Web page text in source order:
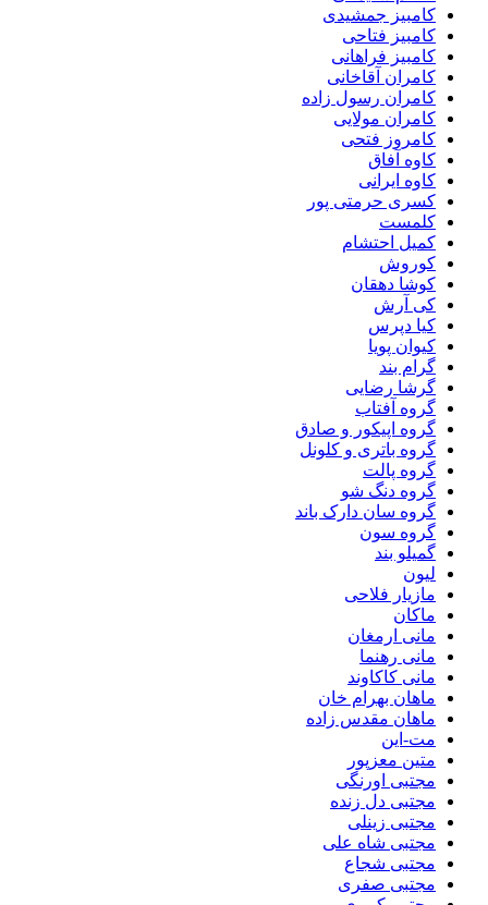
کامبیز جمشیدی
کامبیز فتاحی
کامبیز فراهانی
کامران آقاخانی
کامران رسول زاده
کامران مولایی
کامروز فتحی
کاوه آفاق
کاوه ایرانی
کسری حرمتی پور
کلمست
کمیل احتشام
کوروش
کوشا دهقان
کی آرش
کیا دپرس
کیوان پویا
گرام بند
گرشا رضایی
گروه آفتاب
گروه اپیکور و صادق
گروه باتری و کلونل
گروه پالت
گروه دنگ شو
گروه سان دارک باند
گروه سون
گمیلو بند
لیون
مازیار فلاحی
ماکان
مانی ارمغان
مانی رهنما
مانی کاکاوند
ماهان بهرام خان
ماهان مقدس زاده
مت-این
متین معزپور
مجتبی اورنگی
مجتبی دل زنده
مجتبی زینلی
مجتبی شاه علی
مجتبی شجاع
مجتبی صفری